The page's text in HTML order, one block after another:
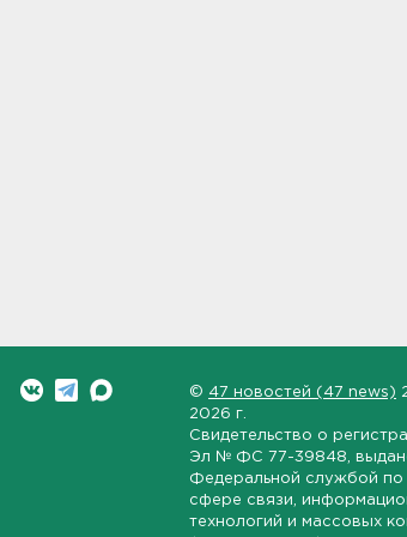
© 47 новостей (47 news)
2026 г.
Свидетельство о
Эл № ФС 77-39848 ,
Федеральной службой по
сфере связи,
технологий и массовых